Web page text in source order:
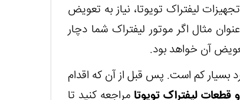
لیفتراک تویوتا، نیاز به تعویض
مثال اگر موتور لیفتراک شما دچار
بسیار کم است. پس قبل از آن که اقدام
قطعات لیفتراک تویوتامراجعه کنید تا